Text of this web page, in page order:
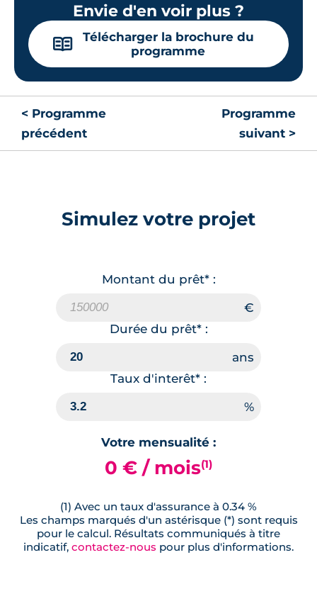
Envie d'en voir plus ?
📖
Télécharger la brochure du
programme
< Programme
précédent
Programme
suivant >
Simulez votre projet
Montant du prêt* :
Durée du prêt* :
Taux d'interêt* :
Votre mensualité :
0 € / mois(1)
(1) Avec un taux d'assurance à 0.34 %
Les champs marqués d'un astérisque (*) sont requis
pour le calcul. Résultats communiqués à titre
indicatif, contactez-nous pour plus d'informations.